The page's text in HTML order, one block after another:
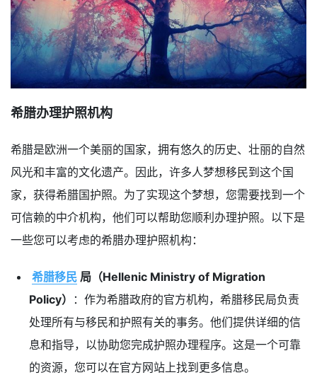
希腊办理护照机构
希腊是欧洲一个美丽的国家，拥有悠久的历史、壮丽的自然
风光和丰富的文化遗产。因此，许多人梦想移民到这个国
家，获得希腊国护照。为了实现这个梦想，您需要找到一个
可信赖的中介机构，他们可以帮助您顺利办理护照。以下是
一些您可以考虑的希腊办理护照机构：
希腊移民 局（Hellenic Ministry of Migration
Policy）
：作为希腊政府的官方机构，希腊移民局负责
处理所有与移民和护照有关的事务。他们提供详细的信
息和指导，以协助您完成护照办理程序。这是一个可靠
的资源，您可以在官方网站上找到更多信息。